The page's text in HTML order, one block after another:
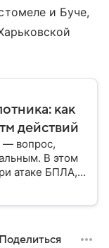
и Буче,
как
действий
— вопрос,
В этом
атаке БПЛА,
предпринять
Поделиться